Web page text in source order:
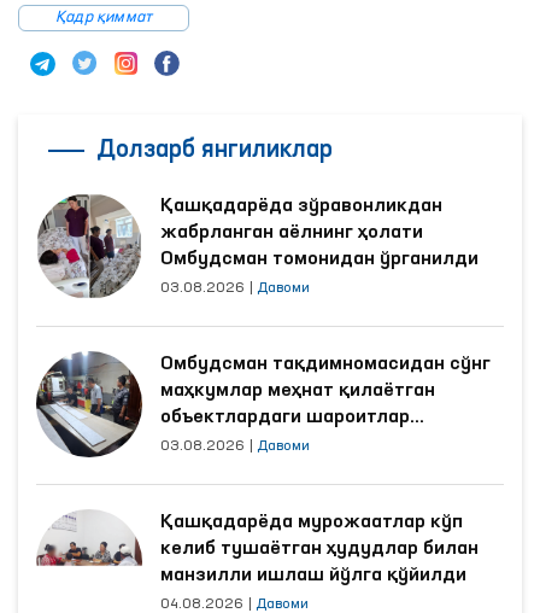
Қадр қиммат
Долзарб янгиликлар
Қашқадарёда зўравонликдан
жабрланган аёлнинг ҳолати
Омбудсман томонидан ўрганилди
03.08.2026 Давоми
Омбудсман тақдимномасидан сўнг
маҳкумлар меҳнат қилаётган
объектлардаги шароитлар
яхшиланди
03.08.2026 Давоми
Қашқадарёда мурожаатлар кўп
келиб тушаётган ҳудудлар билан
манзилли ишлаш йўлга қўйилди
04.08.2026 Давоми